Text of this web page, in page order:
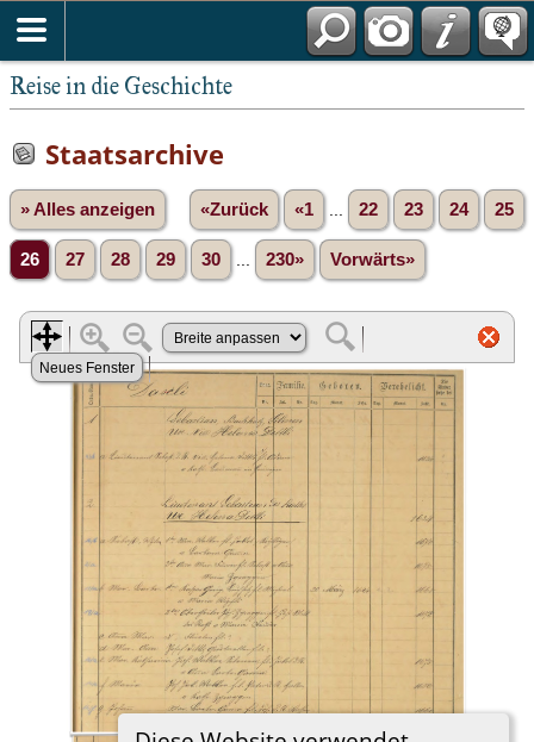
Reise in die Geschichte
Staatsarchive
» Alles anzeigen «Zurück «1 22 23 24 25
26 27 28 29 30 230» Vorwärts»